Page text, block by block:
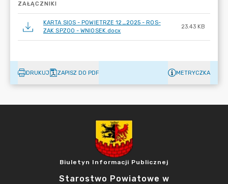
ZAŁĄCZNIKI
KARTA SIOS - POWIETRZE 12_2025 - ROS-
ZAK SPZOO - WNIOSEK.docx
23.43 KB
DRUKUJ ZAPISZ DO PDF METRYCZKA
Biuletyn Informacji Publicznej
Starostwo Powiatowe w